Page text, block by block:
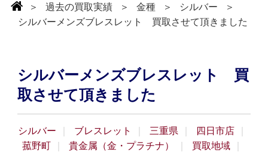
＞ 過去の買取実績 ＞ 金種 ＞ シルバー
＞
シルバーメンズブレスレット 買取させて頂きました
シルバーメンズブレスレット 買
取させて頂きました
シルバー ブレスレット 三重県
四日市店
菰野町
貴金属（金・プラチナ）
買取地域